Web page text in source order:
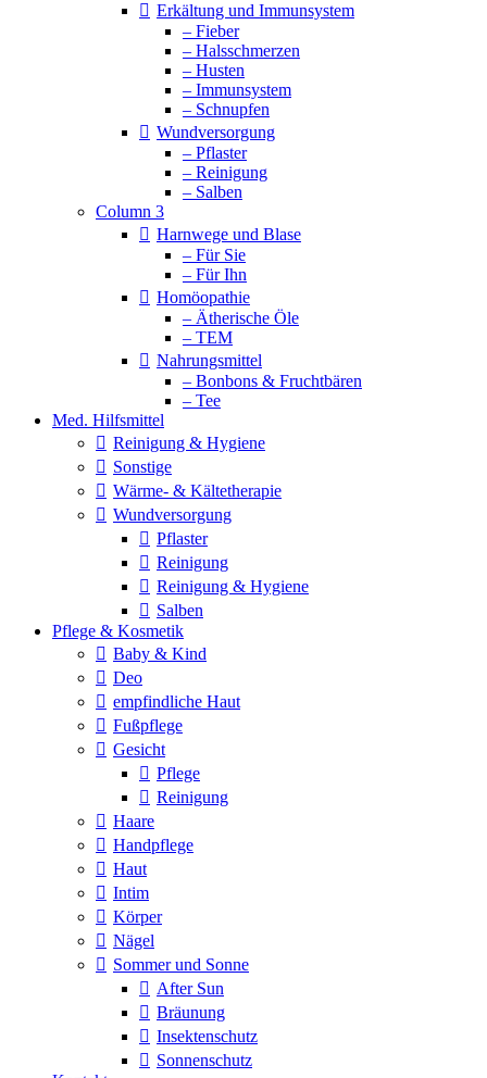
Erkältung und Immunsystem
– Fieber
– Halsschmerzen
– Husten
– Immunsystem
– Schnupfen
Wundversorgung
– Pflaster
– Reinigung
– Salben
Column 3
Harnwege und Blase
– Für Sie
– Für Ihn
Homöopathie
– Ätherische Öle
– TEM
Nahrungsmittel
– Bonbons & Fruchtbären
– Tee
Med. Hilfsmittel
Reinigung & Hygiene
Sonstige
Wärme- & Kältetherapie
Wundversorgung
Pflaster
Reinigung
Reinigung & Hygiene
Salben
Pflege & Kosmetik
Baby & Kind
Deo
empfindliche Haut
Fußpflege
Gesicht
Pflege
Reinigung
Haare
Handpflege
Haut
Intim
Körper
Nägel
Sommer und Sonne
After Sun
Bräunung
Insektenschutz
Sonnenschutz